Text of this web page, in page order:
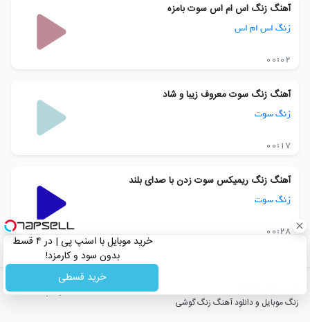
خرید موبایل با اسنپ پی | در ۴ قسط
بدون سود و کارمزد!
خرید قسطی
آهنگ زنگ اس ام اس سوت بامزه
زنگ اس ام اس
00:02
آهنگ زنگ سوت معروف زیبا و شاد
زنگ سوت
00:17
آهنگ زنگ ریمیکس سوت زدن با صدای بلند
زنگ سوت
00:28
| پشتیبانی
زنگ موبایل و دانلود آهنگ زنگ گوشی